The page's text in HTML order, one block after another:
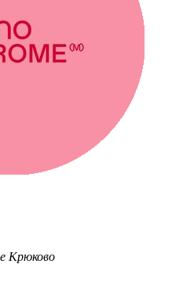
Крюково